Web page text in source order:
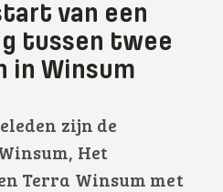
van een
tussen twee
in Winsum
zijn de
Het
Terra Winsum met